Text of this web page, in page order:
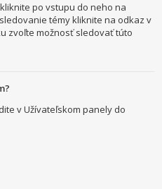
po vstupu do neho na
témy kliknite na odkaz v
zvoľte možnosť sledovať túto
v Užívateľskom panely do